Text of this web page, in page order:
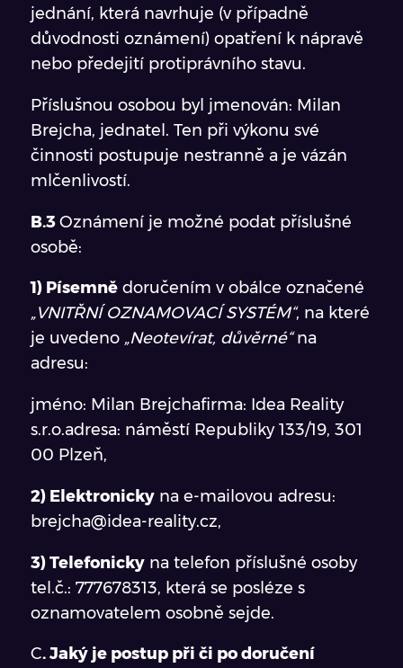
jednání, která navrhuje (v případně
důvodnosti oznámení) opatření k nápravě
nebo předejití protiprávního stavu.
Příslušnou osobou byl jmenován: Milan
Brejcha, jednatel. Ten při výkonu své
činnosti postupuje nestranně a je vázán
mlčenlivostí.
B.3Oznámení je možné podat příslušné
osobě:
1) Písemnědoručením v obálce označené
„VNITŘNÍ OZNAMOVACÍ SYSTÉM“, na které
je uvedeno „Neotevírat, důvěrné“na
adresu:
jméno: Milan Brejchafirma: Idea Reality
s.r.o.adresa: náměstí Republiky 133/19, 301
00 Plzeň,
2) Elektronickyna e-mailovou adresu:
brejcha@idea-reality.cz,
3) Telefonickyna telefon příslušné osoby
tel.č.: 777678313, která se posléze s
oznamovatelem osobně sejde.
C. Jaký je postup při či po doručení